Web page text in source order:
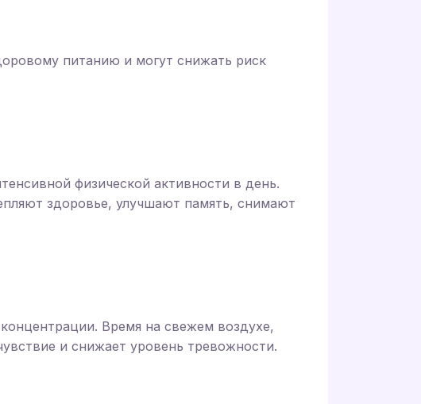
питанию и могут снижать риск
физической активности в день.
здоровье, улучшают память, снимают
Время на свежем воздухе,
и снижает уровень тревожности.